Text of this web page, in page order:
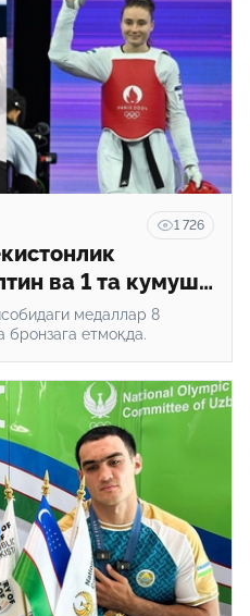
1 726
ва 1 та кумуш
медаллар 8
бронзага етмоқда.